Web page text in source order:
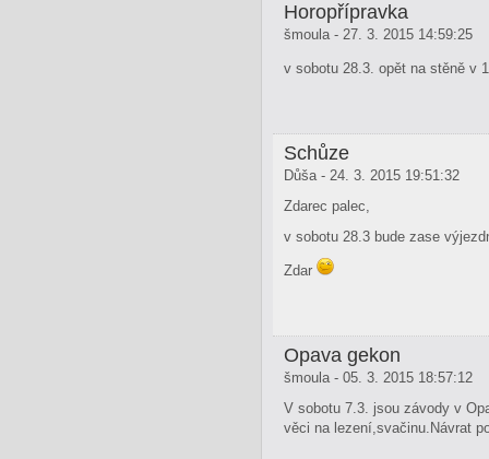
Horopřípravka
šmoula - 27. 3. 2015 14:59:25
v sobotu 28.3. opět na stěně v
Schůze
Důša - 24. 3. 2015 19:51:32
Zdarec palec,
v sobotu 28.3 bude zase
Zdar
Opava gekon
šmoula - 05. 3. 2015 18:57:12
V sobotu 7.3. jsou závody v
věci na lezení,svačinu­.Návrat